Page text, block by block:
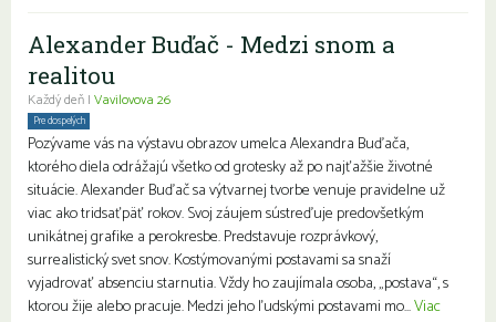
Alexander Buďač - Medzi snom a
realitou
Každý deň | Vavilovova 26
Pre dospelých
Pozývame vás na výstavu obrazov umelca Alexandra Buďača,
ktorého diela odrážajú všetko od grotesky až po najťažšie životné
situácie. Alexander Buďač sa výtvarnej tvorbe venuje pravidelne už
viac ako tridsaťpäť rokov. Svoj záujem sústreďuje predovšetkým
unikátnej grafike a perokresbe. Predstavuje rozprávkový,
surrealistický svet snov. Kostýmovanými postavami sa snaží
vyjadrovať absenciu starnutia. Vždy ho zaujímala osoba, „postava“, s
ktorou žije alebo pracuje. Medzi jeho ľudskými postavami mo...Viac